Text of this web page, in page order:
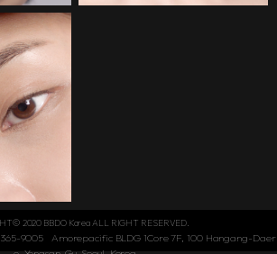
2020 BBDO Korea ALL RIGHT RESERVED.
9005 Amorepacific BLDG 1Core 7F, 100 Hangang-Daer